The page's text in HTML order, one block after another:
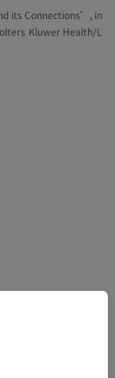
its Connections’, in
Kluwer Health/L